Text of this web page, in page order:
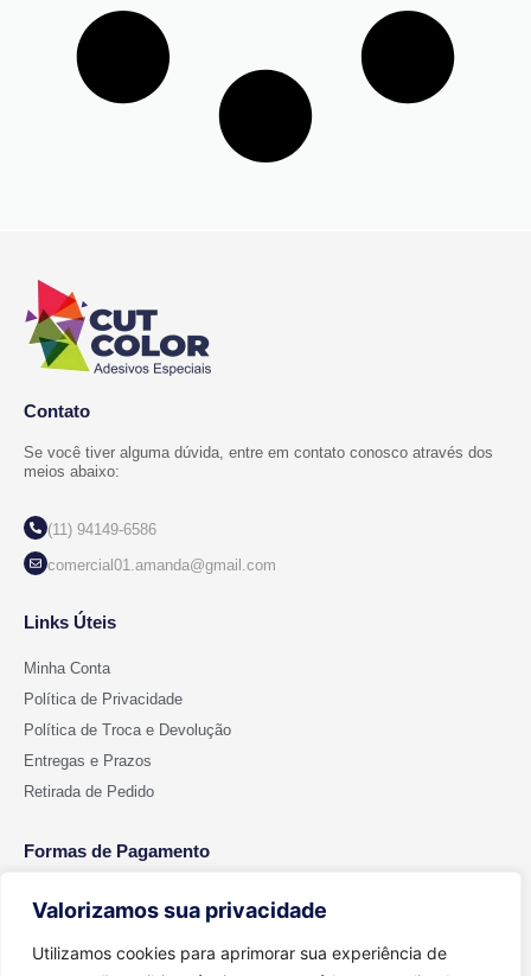
Valorizamos sua privacidade
Utilizamos cookies para aprimorar sua experiência de
Contato
Se você tiver alguma dúvida, entre em contato conosco através dos
meios abaixo:
(11) 94149-6586
comercial01.amanda@gmail.com
Links Úteis
Minha Conta
Política de Privacidade
Política de Troca e Devolução
Entregas e Prazos
Retirada de Pedido
Formas de Pagamento